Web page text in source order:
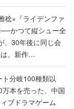
ディレクターに聞
稔×『ライデンファ
かつて縦シュー全
、30年後に同じ会
。新作
』で初タッグを組
く開発秘話
分岐100種類以
万本を売った、中国
ブドラマゲーム